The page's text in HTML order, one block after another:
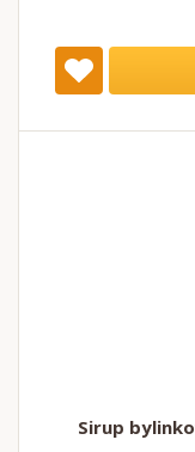
Sirup